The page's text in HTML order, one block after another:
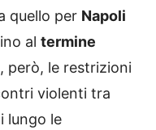
quello per Napoli
al termine
però, le restrizioni
violenti tra
lungo le